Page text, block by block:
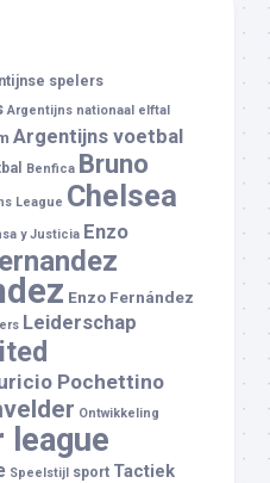
spelers
Argentijns nationaal elftal
Argentijns voetbal
Benfica Bruno
League Chelsea
y Justicia Enzo
Enzo Fernández
Leiderschap
Pochettino
Ontwikkeling
league
Speelstijl sport Tactiek